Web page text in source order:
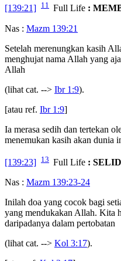
[139:21] 11 Full Life :
Nas : Mazm 139:21
Setelah merenungkan kasih
menghujat nama Allah yang
Allah
(lihat cat. --> Ibr 1:9).
[atau ref. Ibr 1:9]
Ia merasa sedih dan tertekan
menemukan kasih akan dunia
[139:23] 13 Full Life :
Nas : Mazm 139:23-24
Inilah doa yang cocok bagi
yang mendukakan Allah. Kita
daripadanya dalam pertobatan
(lihat cat. --> Kol 3:17).